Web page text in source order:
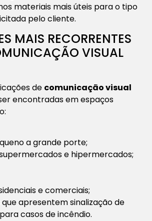
materiais mais úteis para o tipo
pelo cliente.
MAIS RECORRENTES
VISUAL
de comunicação visual
encontradas em espaços
a grande porte;
e hipermercados;
e comerciais;
que apresentem sinalização de
casos de incêndio.